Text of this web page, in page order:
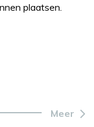
plaatsen.
Meer